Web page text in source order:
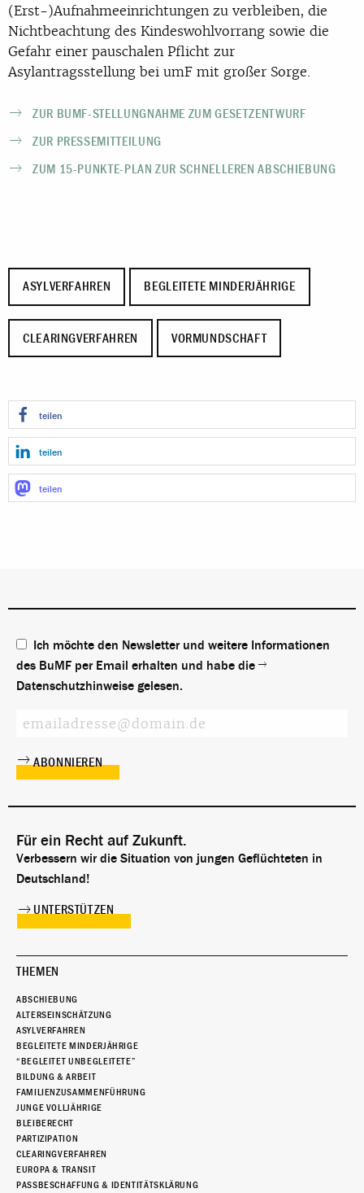
(Erst-)Aufnahmeeinrichtungen zu verbleiben, die
Nichtbeachtung des Kindeswohlvorrang sowie die
Gefahr einer pauschalen Pflicht zur
Asylantragsstellung bei umF mit großer Sorge.
ZUR BUMF-STELLUNGNAHME ZUM GESETZENTWURF
ZUR PRESSEMITTEILUNG
ZUM 15-PUNKTE-PLAN ZUR SCHNELLEREN ABSCHIEBUNG
ASYLVERFAHREN BEGLEITETE MINDERJÄHRIGE
CLEARINGVERFAHREN VORMUNDSCHAFT
teilen
teilen
teilen
Ich möchte den Newsletter und weitere Informationen
des BuMF per Email erhalten und habe die
Datenschutzhinweise gelesen.
Für ein Recht auf Zukunft.
Verbessern wir die Situation von jungen Geflüchteten in
Deutschland!
UNTERSTÜTZEN
THEMEN
ABSCHIEBUNG
ALTERSEINSCHÄTZUNG
ASYLVERFAHREN
BEGLEITETE MINDERJÄHRIGE
“BEGLEITET UNBEGLEITETE”
BILDUNG & ARBEIT
FAMILIENZUSAMMENFÜHRUNG
JUNGE VOLLJÄHRIGE
BLEIBERECHT
PARTIZIPATION
CLEARINGVERFAHREN
EUROPA & TRANSIT
PASSBESCHAFFUNG & IDENTITÄTSKLÄRUNG